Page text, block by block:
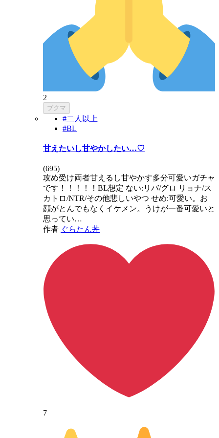
2
ブクマ
#二人以上
#BL
甘えたいし甘やかしたい…♡
(695)
攻め受け両者甘えるし甘やかす多分可愛いガチャ
です！！！！！BL想定 ない:リバ/グロ リョナ/ス
カトロ/NTR/その他悲しいやつ せめ:可愛い。お
顔がとんでもなくイケメン。うけが一番可愛いと
思ってい…
作者 ぐらたん丼
7